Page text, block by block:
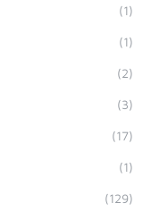
(1)
(1)
(2)
(3)
(17)
(1)
(129)